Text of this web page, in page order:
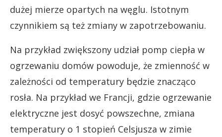
dużej mierze opartych na węglu. Istotnym
czynnikiem są też zmiany w zapotrzebowaniu.
Na przykład zwiększony udział pomp ciepła w
ogrzewaniu domów powoduje, że zmienność w
zależności od temperatury będzie znacząco
rosła. Na przykład we Francji, gdzie ogrzewanie
elektryczne jest dosyć powszechne, zmiana
temperatury o 1 stopień Celsjusza w zimie